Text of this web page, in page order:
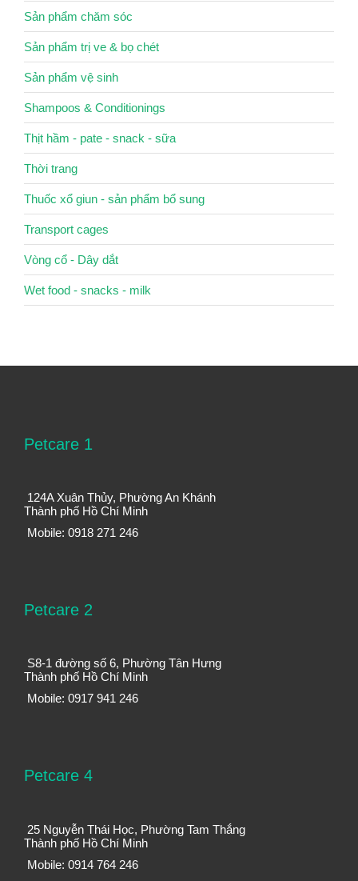
Sản phẩm chăm sóc
Sản phẩm trị ve & bọ chét
Sản phẩm vệ sinh
Shampoos & Conditionings
Thịt hầm - pate - snack - sữa
Thời trang
Thuốc xổ giun - sản phẩm bổ sung
Transport cages
Vòng cổ - Dây dắt
Wet food - snacks - milk
Petcare 1
124A Xuân Thủy, Phường An Khánh
Thành phố Hồ Chí Minh
Mobile: 0918 271 246
Petcare 2
S8-1 đường số 6, Phường Tân Hưng
Thành phố Hồ Chí Minh
Mobile: 0917 941 246
Petcare 4
25 Nguyễn Thái Học, Phường Tam Thắng
Thành phố Hồ Chí Minh
Mobile: 0914 764 246